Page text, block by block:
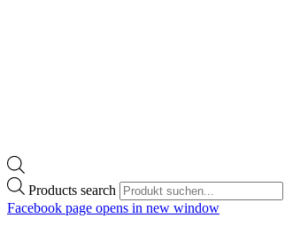
Products search
Facebook page opens in new window